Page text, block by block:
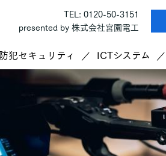
TEL: 0120-50-3151
presented by 株式会社宮園電工
防犯セキュリティ ICTシステム